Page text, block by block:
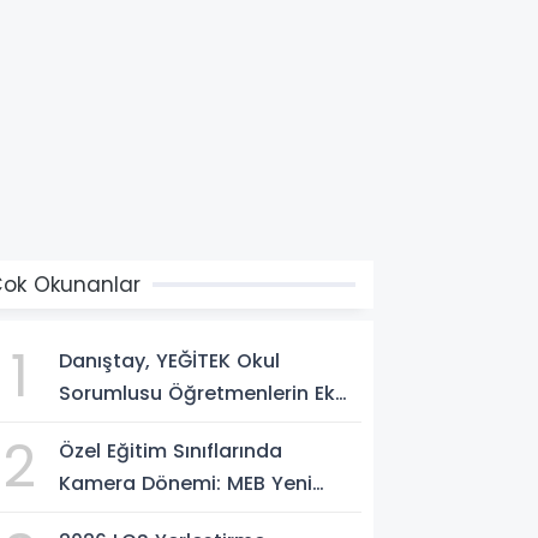
Okunanlar
1
Danıştay, YEĞİTEK Okul
Sorumlusu Öğretmenlerin Ek
Söyledi!
2
Özel Eğitim Sınıflarında
Kamera Dönemi: MEB Yeni